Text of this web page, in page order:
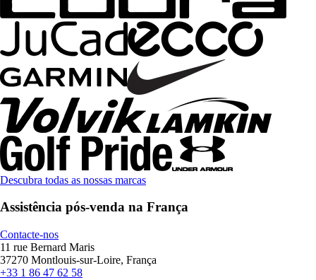
Descubra todas as nossas marcas
Assistência pós-venda na França
Contacte-nos
11 rue Bernard Maris
37270 Montlouis-sur-Loire, França
+33 1 86 47 62 58